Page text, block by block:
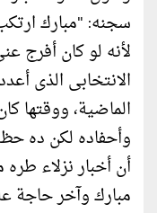
سجنه: "مبارك
لأنه لو كان أفرج
الانتخابى الذى
الماضية، ووقتها
وأحفاده لكن ده
أن أخبار نزلاء طره
مبارك وآخر حاجة